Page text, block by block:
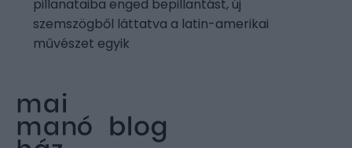
pillanataiba enged bepillantást, új
szemszögből láttatva a latin-amerikai
művészet egyik